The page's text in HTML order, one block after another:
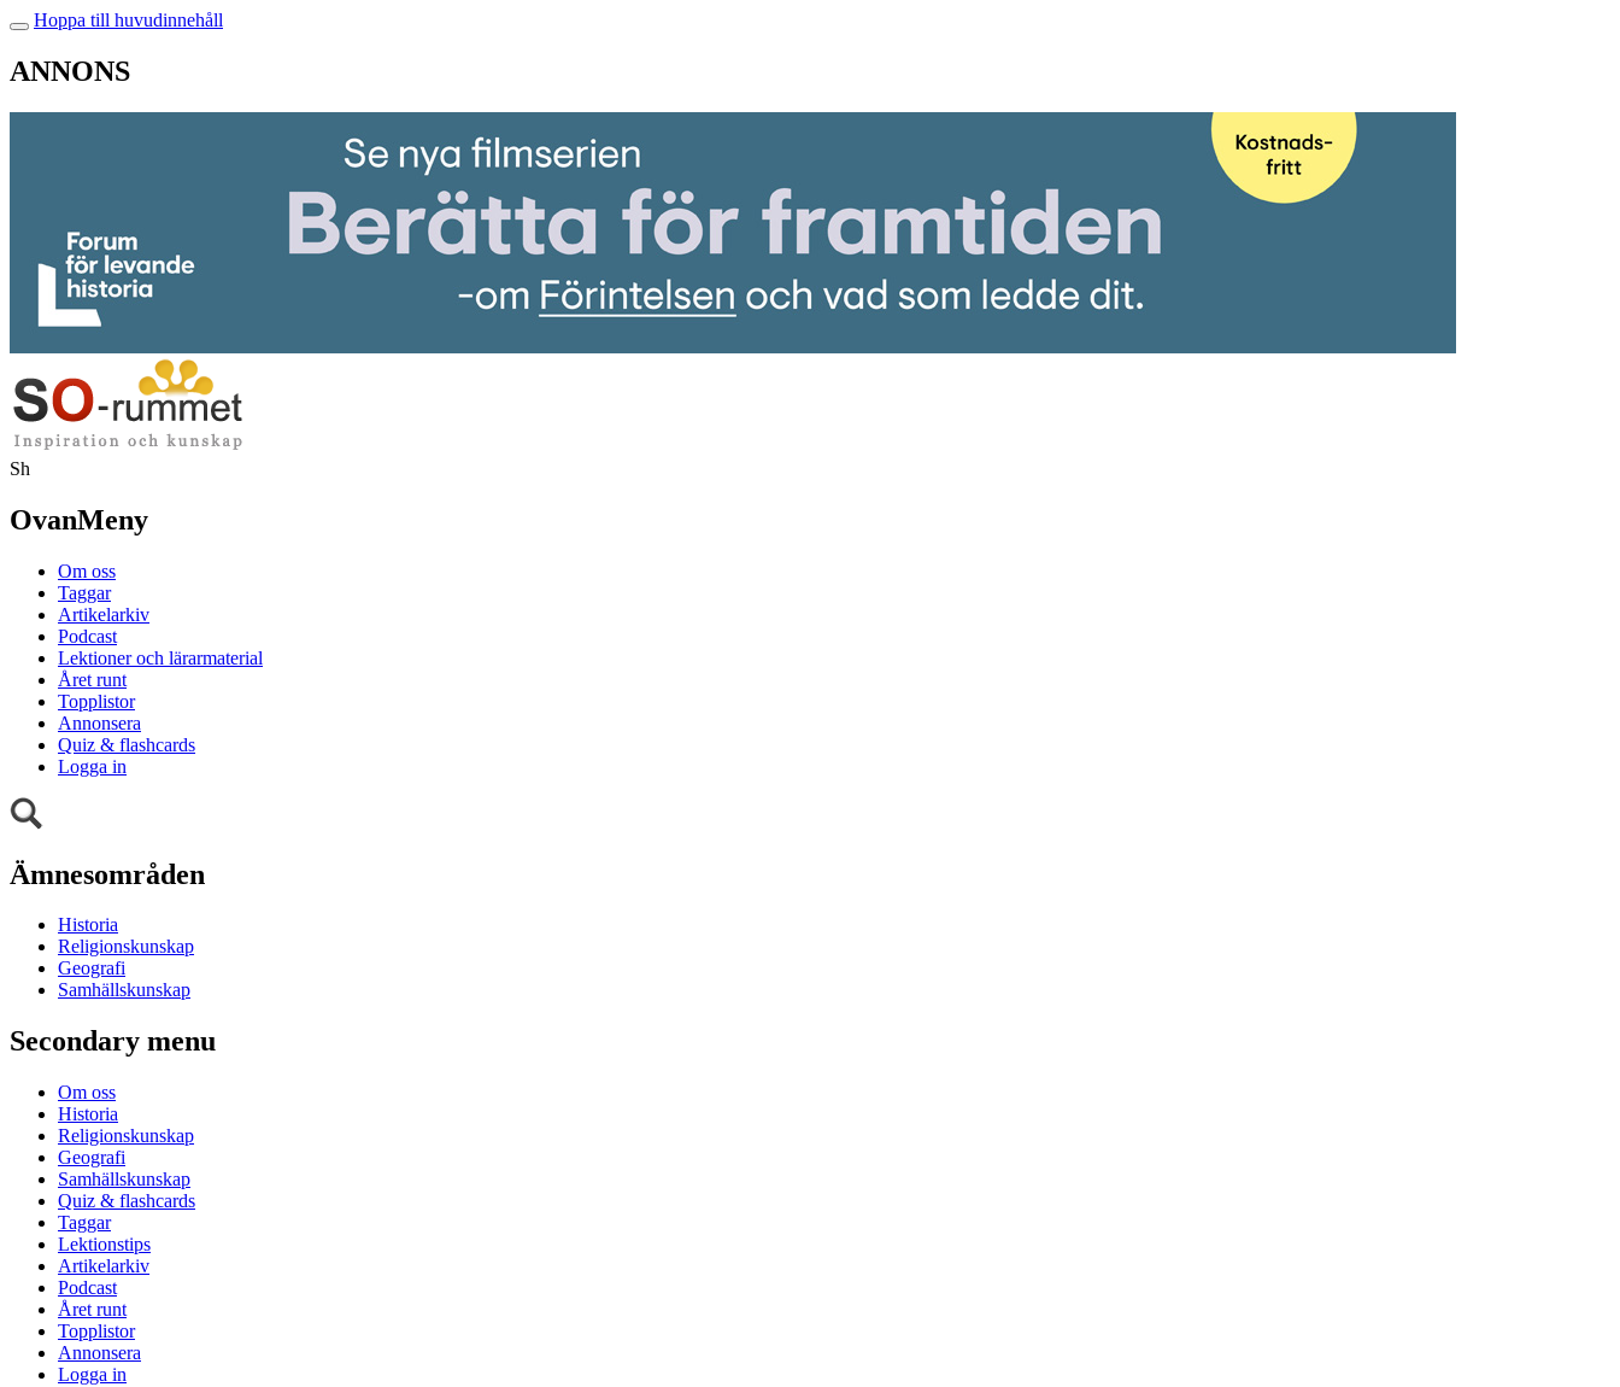
Hoppa till huvudinnehåll
ANNONS
Sh
OvanMeny
Om oss
Taggar
Artikelarkiv
Podcast
Lektioner och lärarmaterial
Året runt
Topplistor
Annonsera
Quiz & flashcards
Logga in
Ämnesområden
Historia
Religionskunskap
Geografi
Samhällskunskap
Secondary menu
Om oss
Historia
Religionskunskap
Geografi
Samhällskunskap
Quiz & flashcards
Taggar
Lektionstips
Artikelarkiv
Podcast
Året runt
Topplistor
Annonsera
Logga in